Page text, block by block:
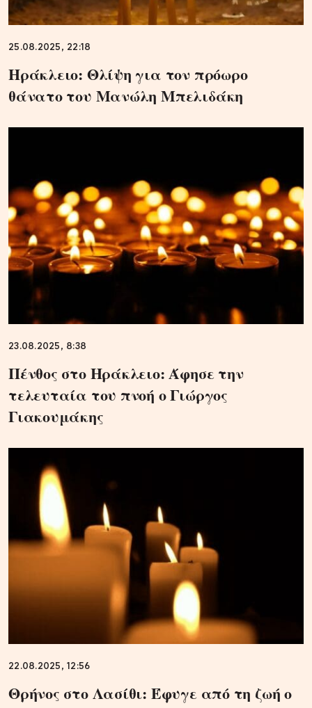
25.08.2025, 22:18
Ηράκλειο: Θλίψη για τον πρόωρο
θάνατο του Μανώλη Μπελιδάκη
23.08.2025, 8:38
Πένθος στο Ηράκλειο: Άφησε την
τελευταία του πνοή ο Γιώργος
Γιακουμάκης
22.08.2025, 12:56
Θρήνος στο Λασίθι: Έφυγε από τη ζωή ο